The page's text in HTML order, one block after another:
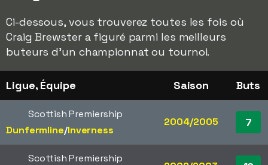
Ci-dessous, vous trouverez toutes les fois où
Craig Brewster a figuré parmi les meilleurs
buteurs d'un championnat ou tournoi.
Ligue, Équipe Saison Buts
Scottish Premiership
Dunfermline/​Inverness
2004/2005 7
Scottish Premiership